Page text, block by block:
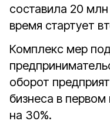
составила 20
время стартует
Комплекс мер
оборот
бизнеса в первом
на 30%.